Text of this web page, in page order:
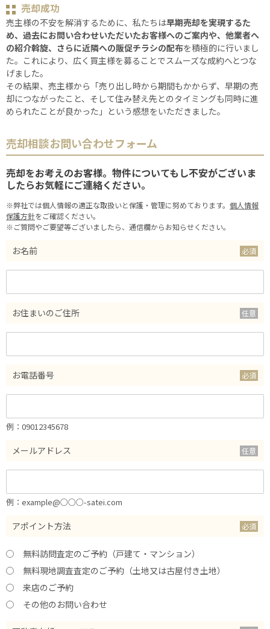
売却成功
売主様の不安を解消するために、私たちは早期売却を実現するた
め、過去にお問い合わせいただいたお客様へのご案内や、他業者へ
の紹介斡旋、さらに近隣への販促チラシの配布を積極的に行いまし
た。これにより、広く買主様を募ることでスムーズな成約へとつな
げました。
その結果、売主様から「売り出し時から期間もかからず、早期の売
却につながったこと、そして住み替え先とのタイミングも同時に進
められたことが良かった」という感想をいただきました。
売却相談お問い合わせフォーム
売却をお考えのお客様。物件についてもし不安がございま
したらお気軽にご連絡ください。
※弊社では個人情報の適正な取扱いと保護・管理に努めております。 個人情報
保護方針をご確認ください。
※ご質問やご要望等ございましたら、通信欄からお知らせください。
お名前
お住まいのご住所
お電話番号
例：09012345678
メールアドレス
例：example@○○○-satei.com
アポイント方法
無料訪問査定のご予約（戸建て・マンション）
無料現地調査査定のご予約（土地又は古屋付き土地）
来店のご予約
その他のお問い合わせ